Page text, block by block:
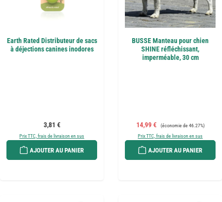
Earth Rated Distributeur de sacs
à déjections canines inodores
Prix régulier :
3,81 €
Prix TTC, frais de livraison en sus
AJOUTER AU PANIER
BUSSE Manteau pour chien
SHINE réfléchissant,
imperméable, 30 cm
Prix de vente :
14,99 € Prix régulier :
(économie de 46.27%)
Prix TTC, frais de livraison en sus
AJOUTER AU PANIER